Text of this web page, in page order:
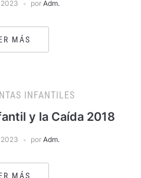
por Adm.
MÁS
INFANTILES
y la Caída 2018
por Adm.
MÁS